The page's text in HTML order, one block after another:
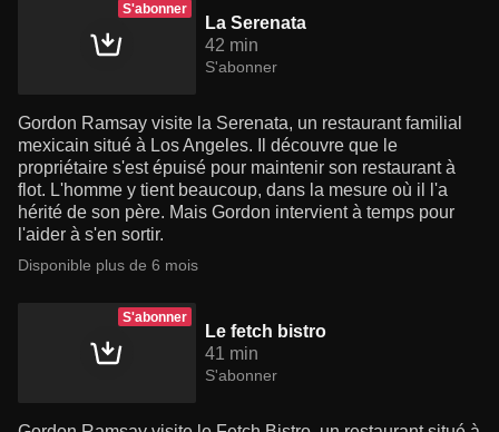
S'abonner
La Serenata
42 min
S'abonner
Gordon Ramsay visite la Serenata, un restaurant familial
mexicain situé à Los Angeles. Il découvre que le
propriétaire s'est épuisé pour maintenir son restaurant à
flot. L'homme y tient beaucoup, dans la mesure où il l'a
hérité de son père. Mais Gordon intervient à temps pour
l'aider à s'en sortir.
Disponible plus de 6 mois
S'abonner
Le fetch bistro
41 min
S'abonner